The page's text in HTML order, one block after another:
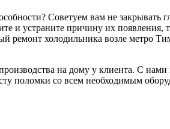
Советуем вам не закрывать
и устраните причину их появления,
ремонт холодильника возле метро
на дому у клиента. С
поломки со всем необходимым